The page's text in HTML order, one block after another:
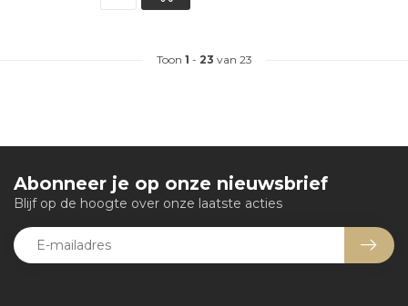
Toon 1 - 23 van 23
Abonneer je op onze nieuwsbrief
Blijf op de hoogte over onze laatste acties